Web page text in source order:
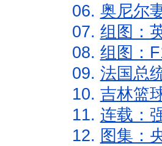
06. 奥尼尔
07. 组图：
08. 组图：
09. 法国总
10. 吉林篮
11. 连载：
12. 图集：